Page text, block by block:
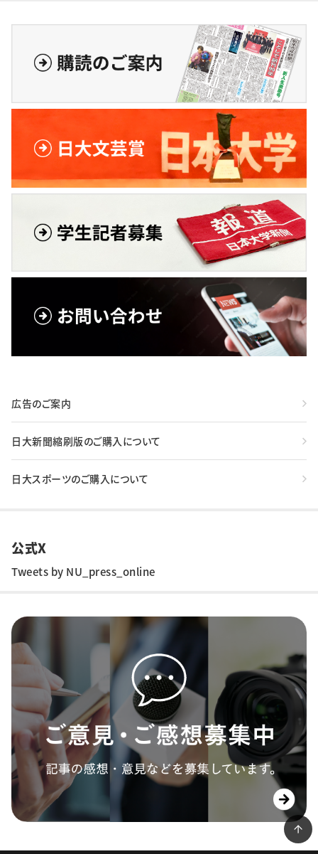
広告のご案内
日大新聞縮刷版のご購入について
日大スポーツのご購入について
公式X
Tweets by NU_press_online